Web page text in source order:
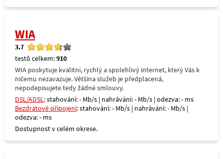
WIA
3.7
testů celkem:910
WIA poskytuje kvalitní, rychlý a spolehlivý internet, který Vás k
ničemu nezavazuje. Většina služeb je předplacená,
nepodepisujete tedy žádné smlouvy.
DSL/ADSL: stahování: - Mb/s | nahrávání: - Mb/s | odezva: - ms
Bezdrátové připojení: stahování: - Mb/s | nahrávání: - Mb/s |
odezva: - ms
Dostupnost v celém okrese.